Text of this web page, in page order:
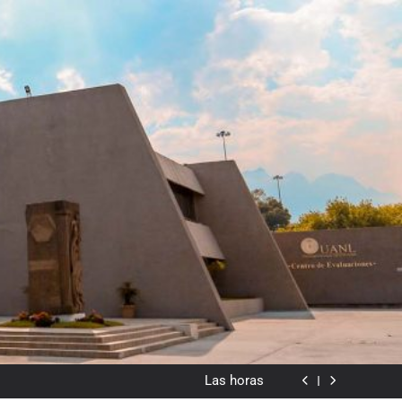
en lo visual como forma o cromatismo”
Poemas de Victoria Marín Fallas
Las horas
Del valor en la literatura